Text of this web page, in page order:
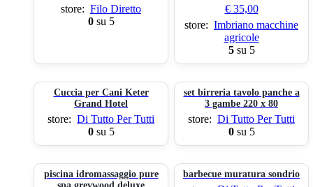
store: Filo Diretto
0su 5
€35,00
store: Imbriano macchine
agricole
5su 5
Cuccia per Cani Keter
Grand Hotel
store: Di Tutto Per Tutti
0su 5
set birreria tavolo panche a
3 gambe 220 x 80
store: Di Tutto Per Tutti
0su 5
piscina idromassaggio pure
barbecue muratura sondrio